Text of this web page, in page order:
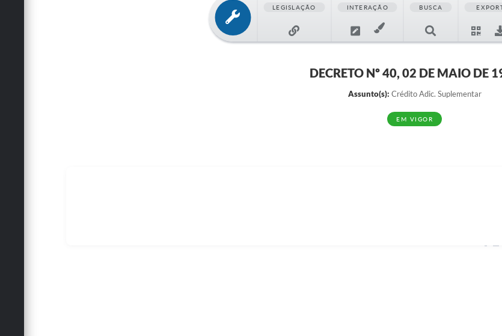
LEGISLAÇÃO INTERAÇÃO BUSCA
DECRETO Nº 40, 02 DE MAIO DE
Assunto(s): Crédito Adic. Suplementar
EM VIGOR